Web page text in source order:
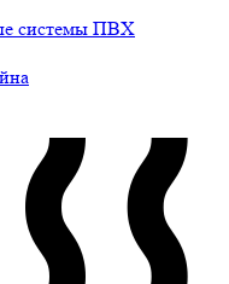
системы ПВХ